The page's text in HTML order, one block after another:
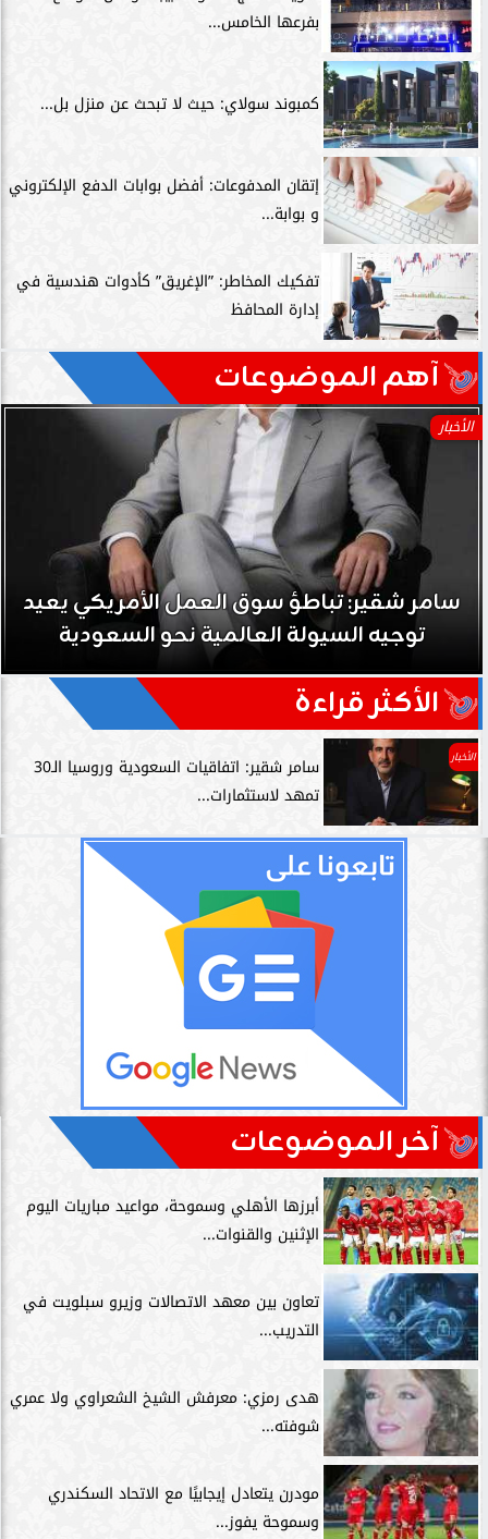
بفرعها الخامس...
كمبوند سولاي: حيث لا تبحث عن منزل بل...
إتقان المدفوعات: أفضل بوابات الدفع الإلكتروني
و بوابة...
تفكيك المخاطر: ”الإغريق” كأدوات هندسية في
إدارة المحافظ
آهم الموضوعات
الأخبار
سامر شقير: تباطؤ سوق العمل الأمريكي يعيد
توجيه السيولة العالمية نحو السعودية
الأكثر قراءة
الأخبار
سامر شقير: اتفاقيات السعودية وروسيا الـ30
تمهد لاستثمارات...
آخر الموضوعات
أبرزها الأهلي وسموحة، مواعيد مباريات اليوم
الإثنين والقنوات...
تعاون بين معهد الاتصالات وزيرو سبلويت في
التدريب...
هدى رمزي: معرفش الشيخ الشعراوي ولا عمري
شوفته...
مودرن يتعادل إيجابيًا مع الاتحاد السكندري
وسموحة يفوز...